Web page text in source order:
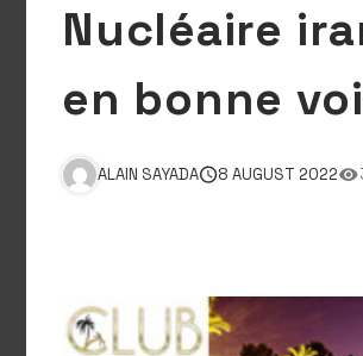
Nucléaire
en bonne
ALAIN SAYADA 8 AUGUST 2022